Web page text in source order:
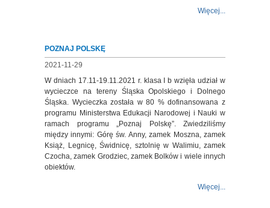
Więcej...
POZNAJ POLSKĘ
2021-11-29
W dniach 17.11-19.11.2021 r. klasa I b wzięła udział w
wycieczce na tereny Śląska Opolskiego i Dolnego
Śląska. Wycieczka została w 80 % dofinansowana z
programu Ministerstwa Edukacji Narodowej i Nauki w
ramach programu „Poznaj Polskę”. Zwiedziliśmy
między innymi: Górę św. Anny, zamek Moszna, zamek
Książ, Legnicę, Świdnicę, sztolnię w Walimiu, zamek
Czocha, zamek Grodziec, zamek Bolków i wiele innych
obiektów.
Więcej...